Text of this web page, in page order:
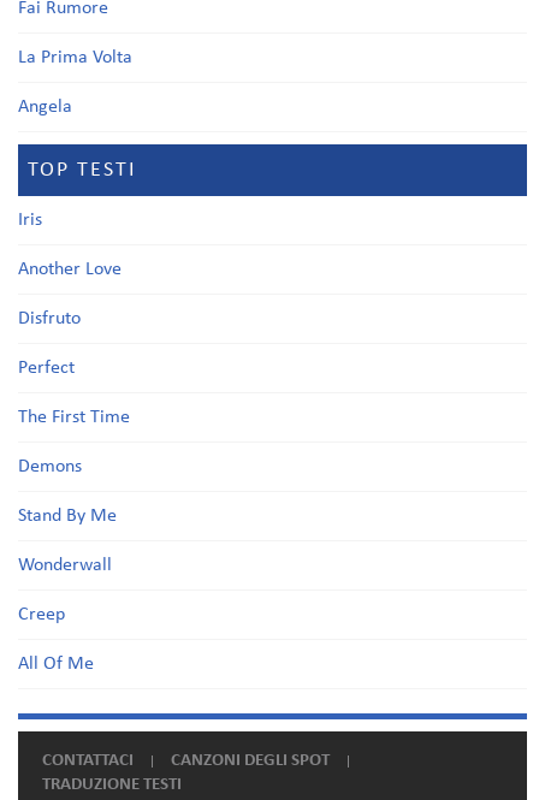
Fai Rumore
La Prima Volta
Angela
TOP TESTI
Iris
Another Love
Disfruto
Perfect
The First Time
Demons
Stand By Me
Wonderwall
Creep
All Of Me
CONTATTACI
CANZONI DEGLI SPOT
TRADUZIONE TESTI